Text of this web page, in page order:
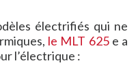
électrifiés qui ne
le MLT 625e a
l’électrique :